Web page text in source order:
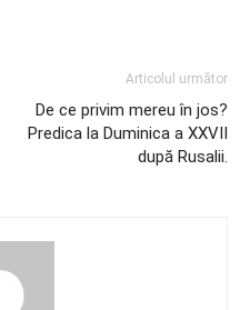
Articolul următor
De ce privim mereu în jos?
Predica la Duminica a XXVII
după Rusalii.